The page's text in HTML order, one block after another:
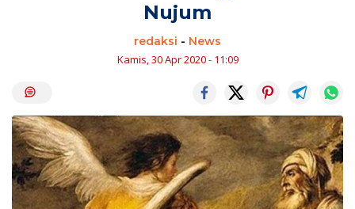
Nujum
redaksi - News
Kamis, 30 Apr 2020 - 11:09